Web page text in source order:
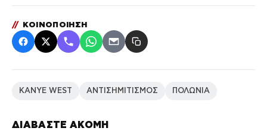
ΔΙΑΒΑΣΤΕ ΑΚΟΜΗ
// ΚΟΙΝΟΠΟΙΗΣΗ
KANYE WEST ΑΝΤΙΣΗΜΙΤΙΣΜΟΣ ΠΟΛΩΝΙΑ